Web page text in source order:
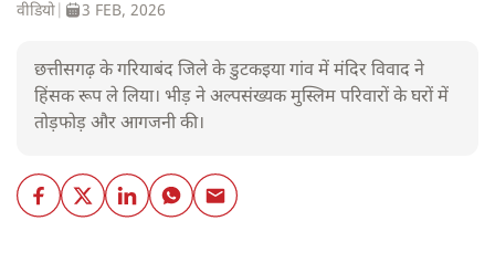
वीडियो 3 FEB, 2026
छत्तीसगढ़ के गरियाबंद जिले के डुटकइया गांव में मंदिर विवाद ने
हिंसक रूप ले लिया। भीड़ ने अल्पसंख्यक मुस्लिम परिवारों के घरों में
तोड़फोड़ और आगजनी की।